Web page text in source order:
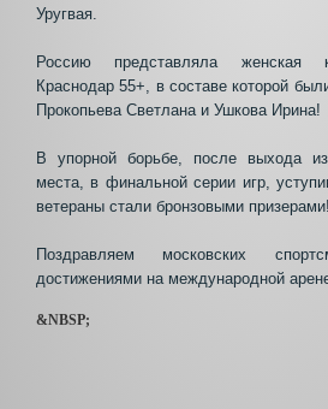
Уругвая.
Россию представляла женская
Краснодар 55+, в составе которой
Прокопьева Светлана и Ушкова Ирина!
В упорной борьбе, после выхода
места, в финальной серии игр,
ветераны стали бронзовыми призерами!
Поздравляем московских
достижениями на международной
&NBSP;